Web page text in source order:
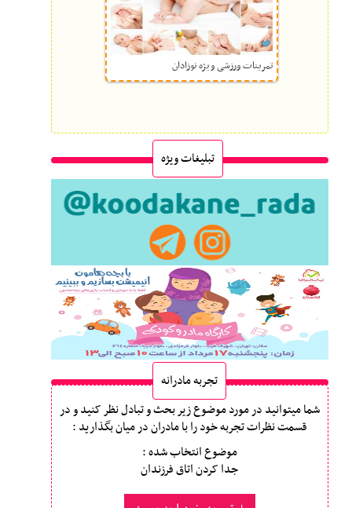
تمرینات ورزشی ویژه نوزادان
تبلیغات ویژه
تجربه مادرانه
شما میتوانید در مورد موضوع زیر بحث و تبادل نظر کنید و در
قسمت نظرات تجربه خود را با مادران در میان بگذارید :
موضوع انتخاب شده :
جدا کردن اتاق فرزندان